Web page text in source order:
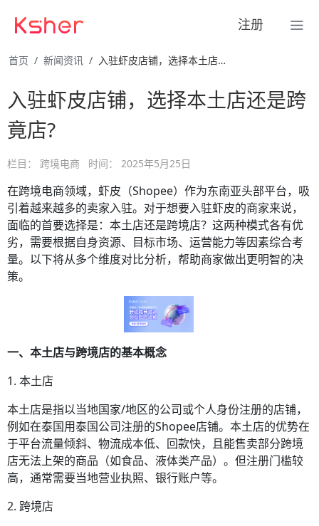
注册
首页 新闻资讯 入驻虾皮店铺，选择本土店还是跨竟店?
入驻虾皮店铺，选择本土店还是跨
竟店?
栏目： 跨境电商 时间： 2025年5月25日
在跨境电商领域，虾皮（Shopee）作为东南亚头部平台，吸
引着越来越多的卖家入驻。对于想要入驻虾皮的商家来说，
面临的首要选择是：本土店还是跨境店？这两种模式各有优
劣，需要根据自身资源、目标市场、运营能力等因素综合考
量。以下将从多个维度对比分析，帮助商家做出更明智的决
策。
一、本土店与跨境店的基本概念
1. 本土店
本土店是指以当地国家/地区的公司或个人身份注册的店铺，
例如在泰国用泰国公司注册的Shopee店铺。本土店的优势在
于平台流量倾斜、物流成本低、回款快，且能售卖部分跨境
店无法上架的商品（如食品、液体类产品）。但注册门槛较
高，通常需要当地营业执照、银行账户等。
2. 跨境店